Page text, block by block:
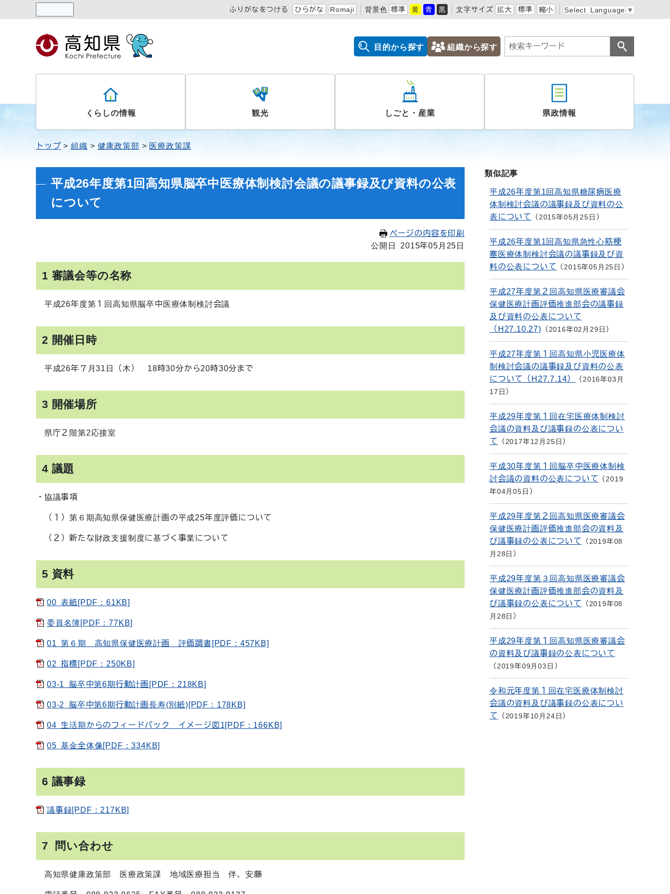
ふりがなをつける ひらがな Romaji 背景色 標準 黄 青 黒 文字サイズ 拡大 標準 縮小 Select Language ▼
目的から探す 組織から探す
くらしの情報 観光 しごと・産業 県政情報
トップ 組織 健康政策部 医療政策課
平成26年度第1回高知県脳卒中医療体制検討会議の議事録及び資料の公表
について
ページの内容を印刷
公開日 2015年05月25日
1 審議会等の名称
平成26年度第１回高知県脳卒中医療体制検討会議
2 開催日時
平成26年７月31日（木） 18時30分から20時30分まで
3 開催場所
県庁２階第2応接室
4 議題
・協議事項
（１）第６期高知県保健医療計画の平成25年度評価について
（２）新たな財政支援制度に基づく事業について
5 資料
00 表紙[PDF：61KB]
委員名簿[PDF：77KB]
01 第６期 高知県保健医療計画 評価調書[PDF：457KB]
02 指標[PDF：250KB]
03-1 脳卒中第6期行動計画[PDF：218KB]
03-2 脳卒中第6期行動計画長寿(別紙)[PDF：178KB]
04 生活期からのフィードバック イメージ図1[PDF：166KB]
05 基金全体像[PDF：334KB]
6 議事録
議事録[PDF：217KB]
7 問い合わせ
高知県健康政策部 医療政策課 地域医療担当 伴、安藤
類似記事
平成26年度第1回高知県糖尿病医療
体制検討会議の議事録及び資料の公
表について
2015年05月25日
平成26年度第1回高知県急性心筋梗
塞医療体制検討会議の議事録及び資
料の公表について
2015年05月25日
平成27年度第２回高知県医療審議会
保健医療計画評価推進部会の議事録
及び資料の公表について
（H27.10.27)
2016年02月29日
平成27年度第１回高知県小児医療体
制検討会議の議事録及び資料の公表
について（H27.7.14）
2016年03月
17日
平成29年度第１回在宅医療体制検討
会議の資料及び議事録の公表につい
て
2017年12月25日
平成30年度第１回脳卒中医療体制検
討会議の資料の公表について
2019
年04月05日
平成29年度第２回高知県医療審議会
保健医療計画評価推進部会の資料及
び議事録の公表について
2019年08
月28日
平成29年度第３回高知県医療審議会
保健医療計画評価推進部会の資料及
び議事録の公表について
2019年08
月28日
平成29年度第１回高知県医療審議会
の資料及び議事録の公表について
2019年09月03日
令和元年度第１回在宅医療体制検討
会議の資料及び議事録の公表につい
て
2019年10月24日